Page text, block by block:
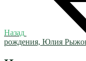
Назад
рождения, Юлия